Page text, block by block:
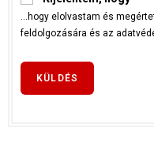
...hogy elolvastam és
feldolgozására és az